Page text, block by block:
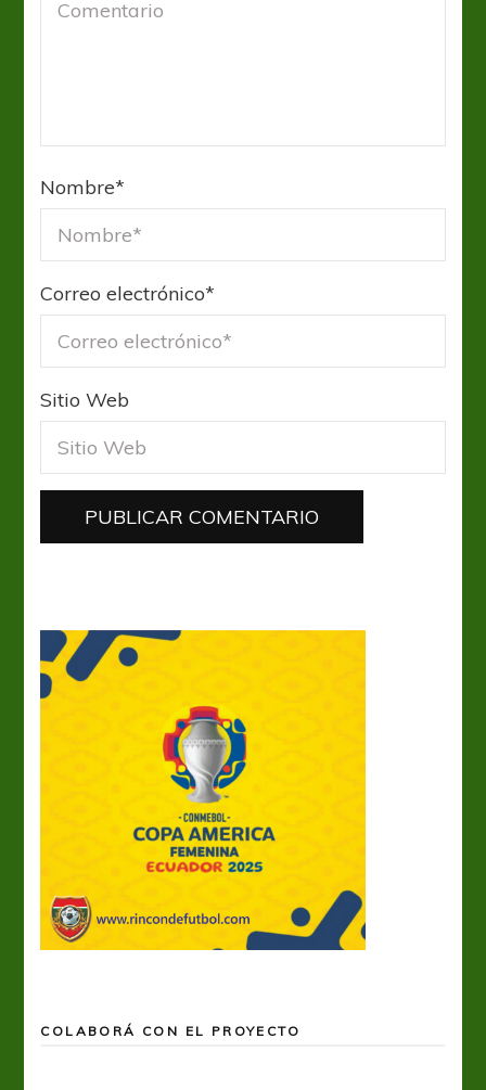
Nombre*
Correo electrónico*
Sitio Web
COLABORÁ CON EL PROYECTO